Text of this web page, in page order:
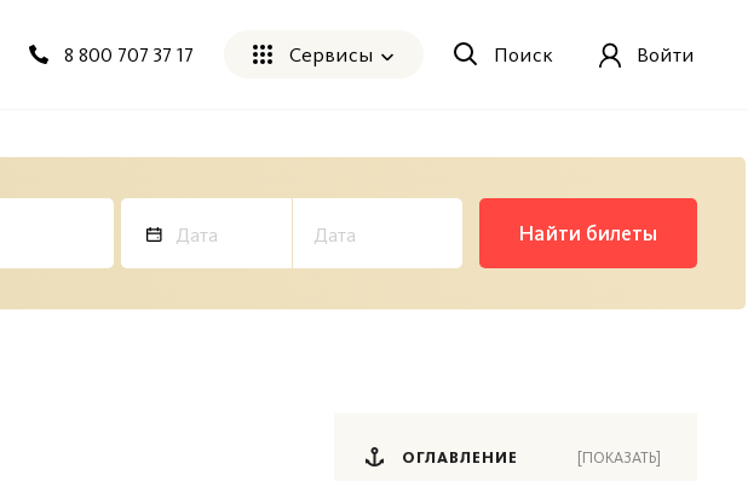
Найти билеты
ОГЛАВЛЕНИЕ [ПОКАЗАТЬ]
8 800 707 37 17 Сервисы Поиск Войти